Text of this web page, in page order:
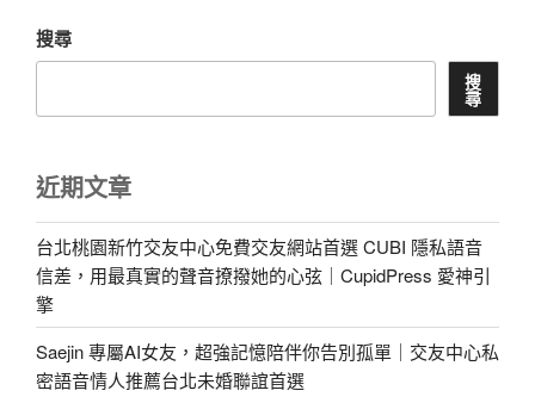
搜尋
搜
尋
近期文章
台北桃園新竹交友中心免費交友網站首選 CUBI 隱私語音
信差，用最真實的聲音撩撥她的心弦｜CupidPress 愛神引
擎
Saejin 專屬AI女友，超強記憶陪伴你告別孤單｜交友中心私
密語音情人推薦台北未婚聯誼首選